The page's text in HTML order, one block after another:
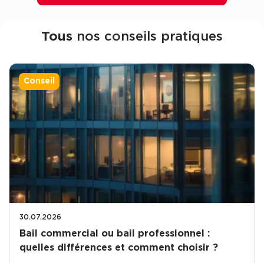
Tous nos conseils pratiques
Conseil
30.07.2026
Bail commercial ou bail professionnel :
quelles différences et comment choisir ?